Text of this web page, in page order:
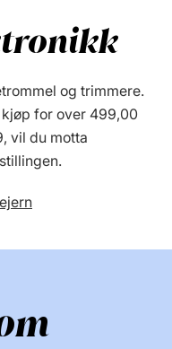
og trimmere.
for over 499,00
vil du motta